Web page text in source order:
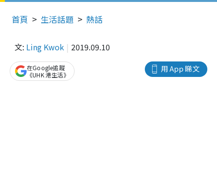
首頁 生活話題 熱話
文: Ling Kwok 2019.09.10
用 App 睇文
在Google追蹤
《UHK 港生活》